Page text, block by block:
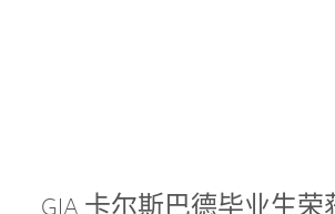
GIA 卡尔斯巴德毕业生